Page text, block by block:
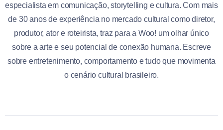
especialista em comunicação, storytelling e cultura. Com mais
de 30 anos de experiência no mercado cultural como diretor,
produtor, ator e roteirista, traz para a Woo! um olhar único
sobre a arte e seu potencial de conexão humana. Escreve
sobre entretenimento, comportamento e tudo que movimenta
o cenário cultural brasileiro.